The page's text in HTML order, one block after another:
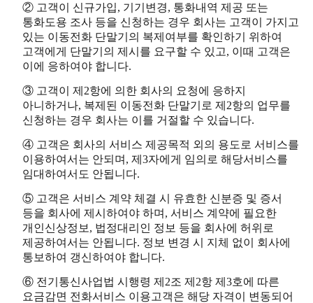
② 고객이 신규가입, 기기변경, 통화내역 제공 또는
통화도용 조사 등을 신청하는 경우 회사는 고객이 가지고
있는 이동전화 단말기의 복제여부를 확인하기 위하여
고객에게 단말기의 제시를 요구할 수 있고, 이때 고객은
이에 응하여야 합니다.
③ 고객이 제2항에 의한 회사의 요청에 응하지
아니하거나, 복제된 이동전화 단말기로 제2항의 업무를
신청하는 경우 회사는 이를 거절할 수 있습니다.
④ 고객은 회사의 서비스 제공목적 외의 용도로 서비스를
이용하여서는 안되며, 제3자에게 임의로 해당서비스를
임대하여서도 안됩니다.
⑤ 고객은 서비스 계약 체결 시 유효한 신분증 및 증서
등을 회사에 제시하여야 하며, 서비스 계약에 필요한
개인신상정보, 법정대리인 정보 등을 회사에 허위로
제공하여서는 안됩니다. 정보 변경 시 지체 없이 회사에
통보하여 갱신하여야 합니다.
⑥ 전기통신사업법 시행령 제2조 제2항 제3호에 따른
요금감면 전화서비스 이용고객은 해당 자격이 변동되어